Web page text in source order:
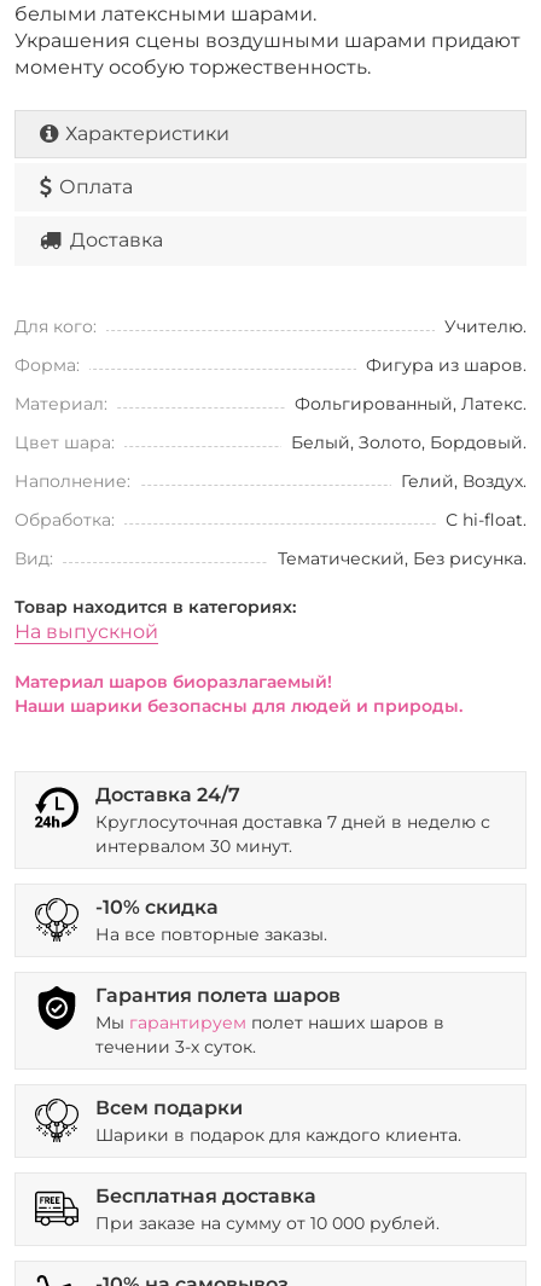
белыми латексными шарами.
Украшения сцены воздушными шарами придают
моменту особую торжественность.
Характеристики
Оплата
Доставка
Для кого:
Учителю.
Форма:
Фигура из шаров.
Материал:
Фольгированный, Латекс.
Цвет шара:
Белый, Золото, Бордовый.
Наполнение:
Гелий, Воздух.
Обработка:
С hi-float.
Вид:
Тематический, Без рисунка.
Товар находится в категориях:
На выпускной
Материал шаров биоразлагаемый!
Наши шарики безопасны для людей и природы.
Доставка 24/7
Круглосуточная доставка 7 дней в неделю с
интервалом 30 минут.
-10% скидка
На все повторные заказы.
Гарантия полета шаров
Мы гарантируем полет наших шаров в
течении 3-х суток.
Всем подарки
Шарики в подарок для каждого клиента.
Бесплатная доставка
При заказе на сумму от 10 000 рублей.